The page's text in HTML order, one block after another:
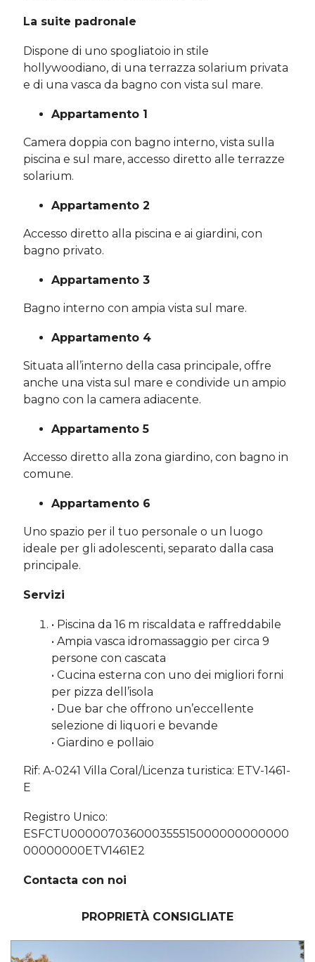
La suite padronale
Dispone di uno spogliatoio in stile
hollywoodiano, di una terrazza solarium privata
e di una vasca da bagno con vista sul mare.
Appartamento 1
Camera doppia con bagno interno, vista sulla
piscina e sul mare, accesso diretto alle terrazze
solarium.
Appartamento 2
Accesso diretto alla piscina e ai giardini, con
bagno privato.
Appartamento 3
Bagno interno con ampia vista sul mare.
Appartamento 4
Situata all’interno della casa principale, offre
anche una vista sul mare e condivide un ampio
bagno con la camera adiacente.
Appartamento 5
Accesso diretto alla zona giardino, con bagno in
comune.
Appartamento 6
Uno spazio per il tuo personale o un luogo
ideale per gli adolescenti, separato dalla casa
principale.
Servizi
• Piscina da 16 m riscaldata e raffreddabile
• Ampia vasca idromassaggio per circa 9
persone con cascata
• Cucina esterna con uno dei migliori forni
per pizza dell’isola
• Due bar che offrono un’eccellente
selezione di liquori e bevande
• Giardino e pollaio
Rif: A-0241 Villa Coral/Licenza turistica: ETV-1461-
E
Registro Unico:
ESFCTU000007036000355515000000000000
00000000ETV1461E2
Contacta con noi
PROPRIETÀ CONSIGLIATE